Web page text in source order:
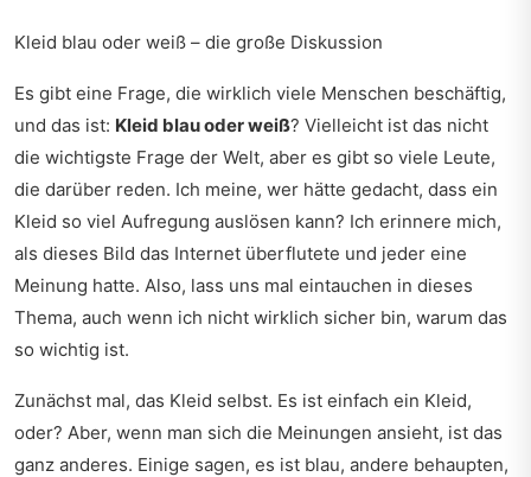
Kleid blau oder weiß – die große Diskussion
Es gibt eine Frage, die wirklich viele Menschen beschäftig,
und das ist: Kleid blau oder weiß? Vielleicht ist das nicht
die wichtigste Frage der Welt, aber es gibt so viele Leute,
die darüber reden. Ich meine, wer hätte gedacht, dass ein
Kleid so viel Aufregung auslösen kann? Ich erinnere mich,
als dieses Bild das Internet überflutete und jeder eine
Meinung hatte. Also, lass uns mal eintauchen in dieses
Thema, auch wenn ich nicht wirklich sicher bin, warum das
so wichtig ist.
Zunächst mal, das Kleid selbst. Es ist einfach ein Kleid,
oder? Aber, wenn man sich die Meinungen ansieht, ist das
ganz anderes. Einige sagen, es ist blau, andere behaupten,